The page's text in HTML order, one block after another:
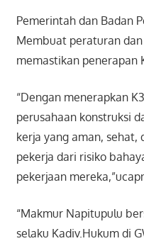
Pemerintah dan Badan
Membuat peraturan
memastikan penerapan
“Dengan menerapkan
perusahaan konstruksi
kerja yang aman,
pekerja dari risiko
pekerjaan
“Makmur Napitupulu
selaku Kadiv.Hukum di